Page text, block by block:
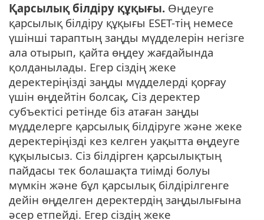
Қарсылық білдіру құқығы. Өңдеуге
қарсылық білдіру құқығы ESET-тің немесе
үшінші тараптың заңды мүдделерін негізге
ала отырып, қайта өңдеу жағдайында
қолданылады. Егер сіздің жеке
деректеріңізді заңды мүдделерді қорғау
үшін өңдейтін болсақ, Сіз деректер
субъектісі ретінде біз атаған заңды
мүдделерге қарсылық білдіруге және жеке
деректеріңізді кез келген уақытта өңдеуге
құқылысыз. Сіз білдірген қарсылықтың
пайдасы тек болашақта тиімді болуы
мүмкін және бұл қарсылық білдірілгенге
дейін өңделген деректердің заңдылығына
әсер етпейді. Егер сіздің жеке